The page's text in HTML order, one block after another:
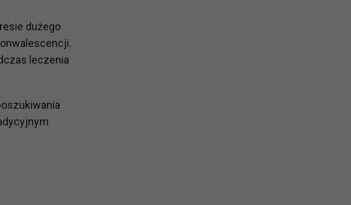
dużego
leczenia
dopasowywania ich do Twoich zainteresowań,
do wykonania umów o ich świadczenie
z których korzystasz). Taką podstawą
tzw. uzasadniony interes administratora.
odbywać się na podstawie Twojej dobrowolnej